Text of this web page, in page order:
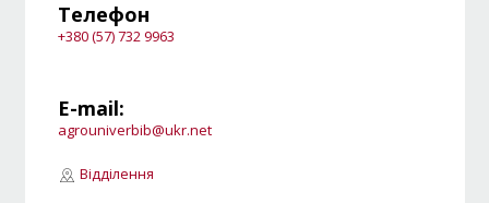
Телефон
+380 (57) 732 9963
E-mail:
agrouniverbib@ukr.net
Відділення